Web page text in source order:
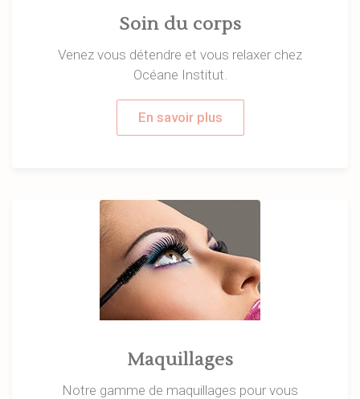
Soin du corps
Venez vous détendre et vous relaxer chez
Océane Institut.
En savoir plus
Maquillages
Notre gamme de maquillages pour vous